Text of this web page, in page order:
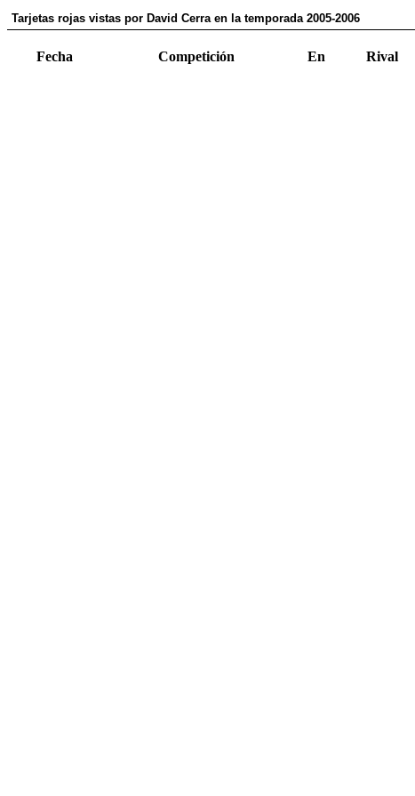
Tarjetas rojas vistas por David Cerra en la temporada 2005-2006
Fecha Competición En Rival